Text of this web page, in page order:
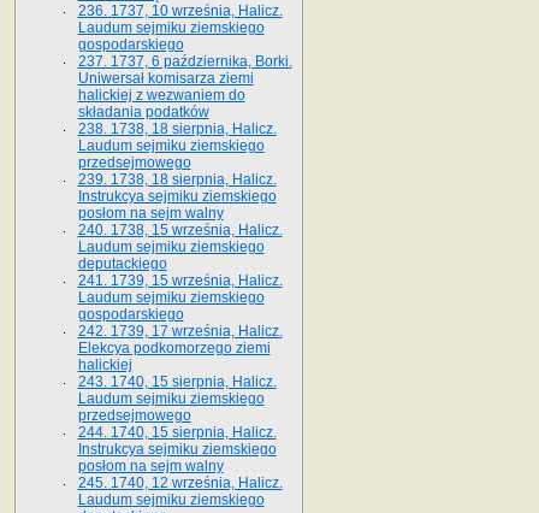
236. 1737, 10 września, Halicz.
Laudum sejmiku ziemskiego
gospodarskiego
237. 1737, 6 października, Borki.
Uniwersał komisarza ziemi
halickiej z wezwaniem do
składania podatków
238. 1738, 18 sierpnia, Halicz.
Laudum sejmiku ziemskiego
przedsejmowego
239. 1738, 18 sierpnia, Halicz.
Instrukcya sejmiku ziemskiego
posłom na sejm walny
240. 1738, 15 września, Halicz.
Laudum sejmiku ziemskiego
deputackiego
241. 1739, 15 września, Halicz.
Laudum sejmiku ziemskiego
gospodarskiego
242. 1739, 17 września, Halicz.
Elekcya podkomorzego ziemi
halickiej
243. 1740, 15 sierpnia, Halicz.
Laudum sejmiku ziemskiego
przedsejmowego
244. 1740, 15 sierpnia, Halicz.
Instrukcya sejmiku ziemskiego
posłom na sejm walny
245. 1740, 12 września, Halicz.
Laudum sejmiku ziemskiego